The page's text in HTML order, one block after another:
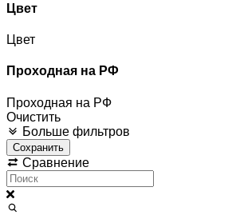
Цвет
Цвет
Проходная на РФ
Проходная на РФ
Очистить
Больше фильтров
Сохранить
Сравнение